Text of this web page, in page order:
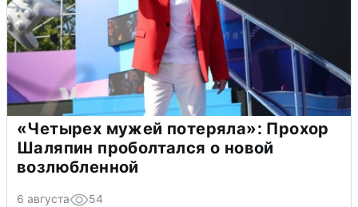
«Четырех мужей потеряла»: Прохор
Шаляпин проболтался о новой
возлюбленной
6 августа 54